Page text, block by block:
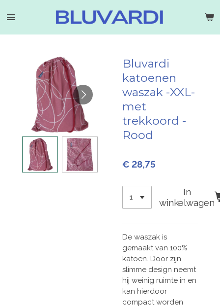
direct
Bluvardi
katoenen
waszak -XXL-
met
trekkoord -
Rood
€ 28,75
In
winkelwagen
De waszak is
gemaakt van 100%
katoen. Door zijn
slimme design neemt
hij weinig ruimte in en
kan hierdoor
compact worden